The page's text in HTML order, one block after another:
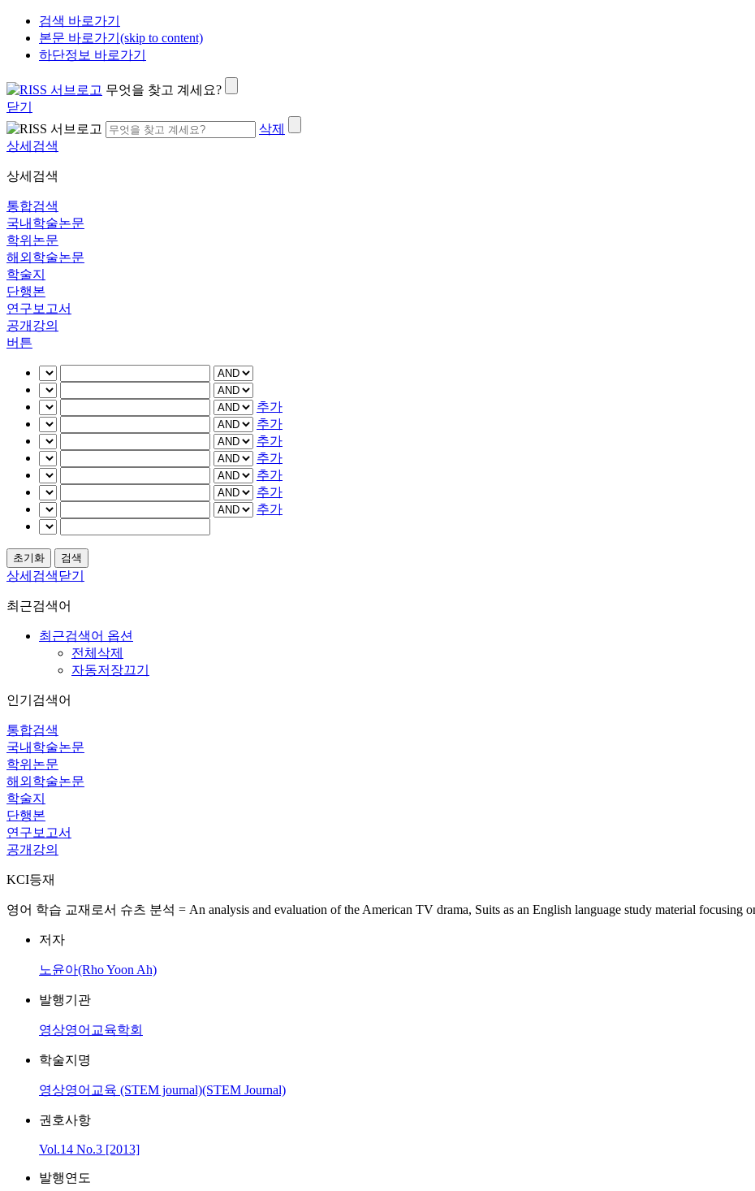
검색 바로가기
본문 바로가기(skip to content)
하단정보 바로가기
무엇을 찾고 계세요?
닫기
삭제
상세검색
상세검색
통합검색
국내학술논문
학위논문
해외학술논문
학술지
단행본
연구보고서
공개강의
버튼
추가
추가
추가
추가
추가
추가
추가
상세검색닫기
최근검색어
최근검색어 옵션
전체삭제
자동저장끄기
인기검색어
통합검색
국내학술논문
학위논문
해외학술논문
학술지
단행본
연구보고서
공개강의
KCI등재
영어 학습 교재로서 슈츠 분석 = An analysis and evaluation of the American TV drama, Suits as an English language study material focusing
저자
노윤아(Rho Yoon Ah)
발행기관
영상영어교육학회
학술지명
영상영어교육 (STEM journal)(STEM Journal)
권호사항
Vol.14 No.3 [2013]
발행연도